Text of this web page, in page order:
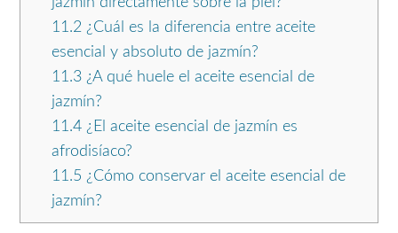
11.2¿Cuál es la diferencia entre aceite
esencial y absoluto de jazmín?
11.3¿A qué huele el aceite esencial de
jazmín?
11.4¿El aceite esencial de jazmín es
afrodisíaco?
11.5 ¿Cómo conservar el aceite esencial de
jazmín?